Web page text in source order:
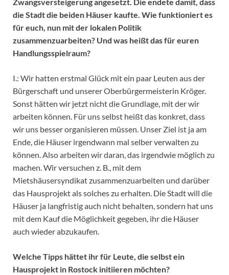
die Stadt die beiden Häuser kaufte. Wie funktioniert es
für euch, nun mit der lokalen Politik
zusammenzuarbeiten? Und was heißt das für euren
Handlungsspielraum?
I.: Wir hatten erstmal Glück mit ein paar Leuten aus der
Bürgerschaft und unserer Oberbürgermeisterin Kröger.
Sonst hätten wir jetzt nicht die Grundlage, mit der wir
arbeiten können. Für uns selbst heißt das konkret, dass
wir uns besser organisieren müssen. Unser Ziel ist ja am
Ende, die Häuser irgendwann mal selber verwalten zu
können. Also arbeiten wir daran, das irgendwie möglich zu
machen. Wir versuchen z. B., mit dem
Mietshäusersyndikat zusammenzuarbeiten und darüber
das Hausprojekt als solches zu erhalten. Die Stadt will die
Häuser ja langfristig auch nicht behalten, sondern hat uns
mit dem Kauf die Möglichkeit gegeben, ihr die Häuser
auch wieder abzukaufen.
Welche Tipps hättet ihr für Leute, die selbst ein
Hausprojekt in Rostock initiieren möchten?